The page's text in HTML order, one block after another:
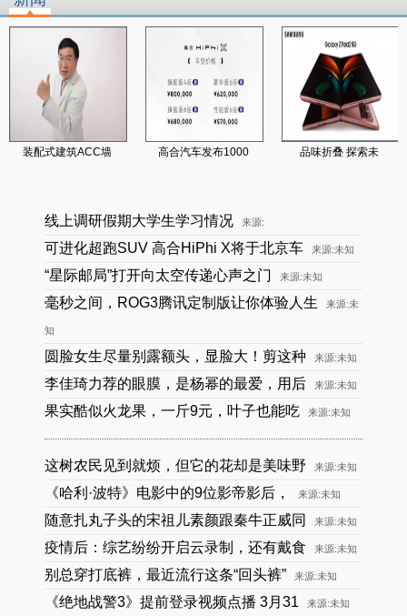
装配式建筑ACC墙 高合汽车发布1000 品味折叠 探索未
线上调研假期大学生学习情况 来源:
可进化超跑SUV 高合HiPhi X将于北京车 来源:未知
“星际邮局”打开向太空传递心声之门 来源:未知
毫秒之间，ROG3腾讯定制版让你体验人生 来源:未
知
圆脸女生尽量别露额头，显脸大！剪这种 来源:未知
李佳琦力荐的眼膜，是杨幂的最爱，用后 来源:未知
果实酷似火龙果，一斤9元，叶子也能吃 来源:未知
这树农民见到就烦，但它的花却是美味野 来源:未知
《哈利·波特》电影中的9位影帝影后， 来源:未知
随意扎丸子头的宋祖儿素颜跟秦牛正威同 来源:未知
疫情后：综艺纷纷开启云录制，还有戴食 来源:未知
别总穿打底裤，最近流行这条“回头裤” 来源:未知
《绝地战警3》提前登录视频点播 3月31 来源:未知